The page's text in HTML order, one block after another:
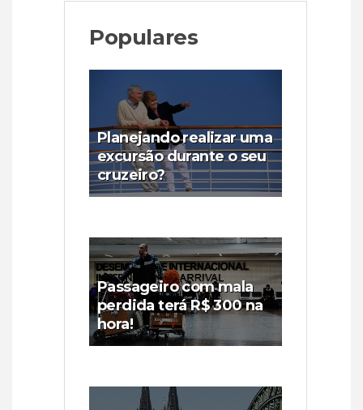
Populares
Planejando realizar uma
excursão durante o seu
cruzeiro?
Passageiro com mala
perdida terá R$ 300 na
hora!